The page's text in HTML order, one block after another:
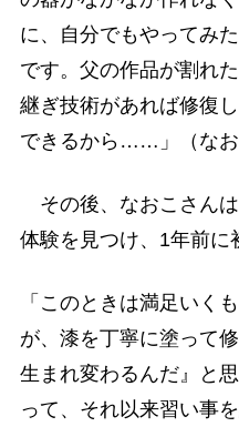
に、自分でもやってみ
です。父の作品が割れ
継ぎ技術があれば修復
できるから……」（なお
その後、なおこさん
体験を見つけ、1年前に
「このときは満足いく
が、漆を丁寧に塗って
生まれ変わるんだ』と
って、それ以来習い事